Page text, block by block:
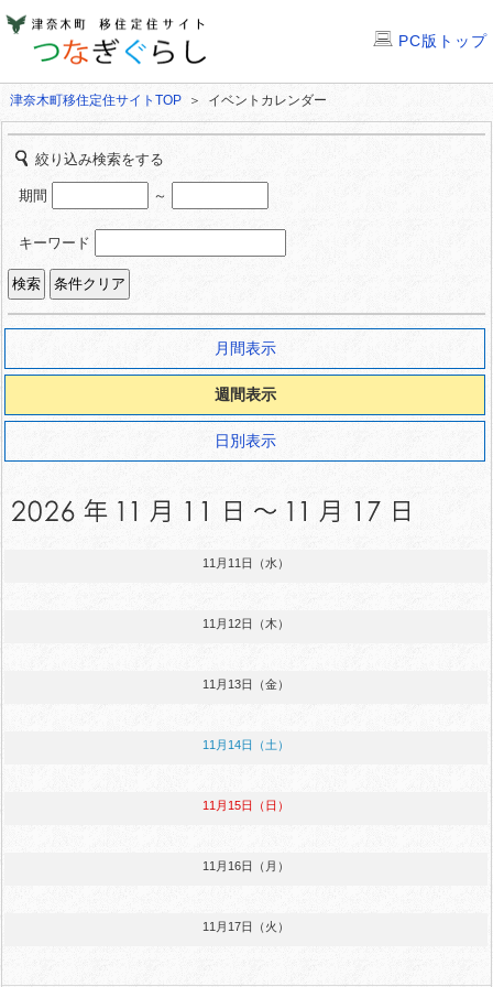
PC版トップ
津奈木町移住定住サイトTOP ＞ イベントカレンダー
絞り込み検索をする
期間 ～
キーワード
月間表示
週間表示
日別表示
11月11日（水）
11月12日（木）
11月13日（金）
11月14日（土）
11月15日（日）
11月16日（月）
11月17日（火）